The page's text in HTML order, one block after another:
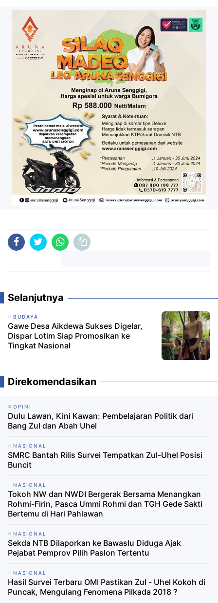
Selanjutnya
BUDAYA
Gawe Desa Aikdewa Sukses Digelar,
Dispar Lotim Siap Promosikan ke
Tingkat Nasional
Direkomendasikan
OPINI
Dulu Lawan, Kini Kawan: Pembelajaran Politik dari
Bang Zul dan Abah Uhel
NASIONAL
SMRC Bantah Rilis Survei Tempatkan Zul-Uhel Posisi
Buncit
NASIONAL
Tokoh NW dan NWDI Bergerak Bersama Menangkan
Rohmi-Firin, Pasca Ummi Rohmi dan TGH Gede Sakti
Bertemu di Hari Pahlawan
NASIONAL
Sekda NTB Dilaporkan ke Bawaslu Diduga Ajak
Pejabat Pemprov Pilih Paslon Tertentu
NASIONAL
Hasil Survei Terbaru OMI Pastikan Zul - Uhel Kokoh di
Puncak, Mengulang Fenomena Pilkada 2018 ?